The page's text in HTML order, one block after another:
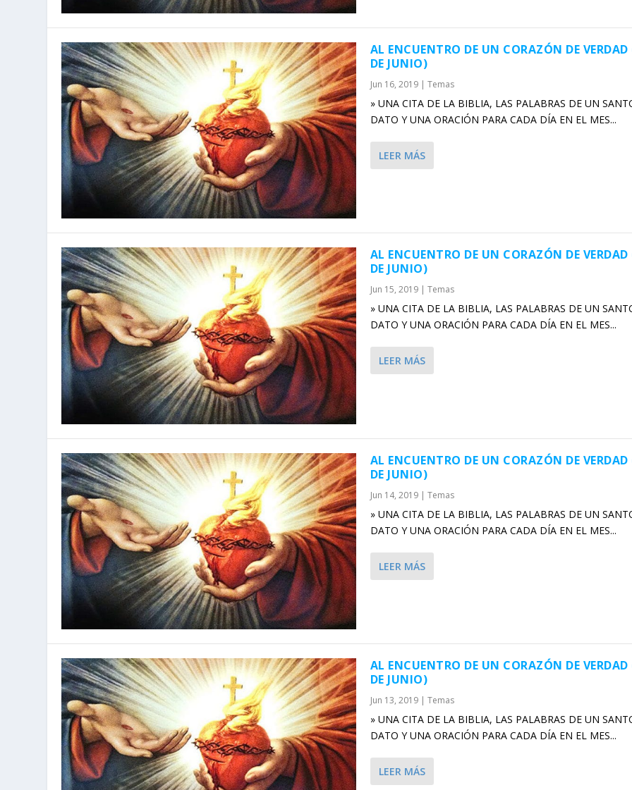
AL ENCUENTRO DE UN CORAZÓN DE
DE JUNIO)
Jun 16, 2019| Temas
» UNA CITA DE LA BIBLIA, LAS PALABRAS DE UN
DATO Y UNA ORACIÓN PARA CADA DÍA EN EL MES...
LEER MÁS
AL ENCUENTRO DE UN CORAZÓN DE
DE JUNIO)
Jun 15, 2019| Temas
» UNA CITA DE LA BIBLIA, LAS PALABRAS DE UN
DATO Y UNA ORACIÓN PARA CADA DÍA EN EL MES...
LEER MÁS
AL ENCUENTRO DE UN CORAZÓN DE
DE JUNIO)
Jun 14, 2019| Temas
» UNA CITA DE LA BIBLIA, LAS PALABRAS DE UN
DATO Y UNA ORACIÓN PARA CADA DÍA EN EL MES...
LEER MÁS
AL ENCUENTRO DE UN CORAZÓN DE
DE JUNIO)
Jun 13, 2019| Temas
» UNA CITA DE LA BIBLIA, LAS PALABRAS DE UN
DATO Y UNA ORACIÓN PARA CADA DÍA EN EL MES...
LEER MÁS